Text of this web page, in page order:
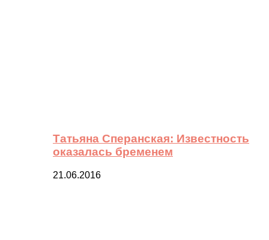
Татьяна Сперанская: Известность
оказалась бременем
21.06.2016